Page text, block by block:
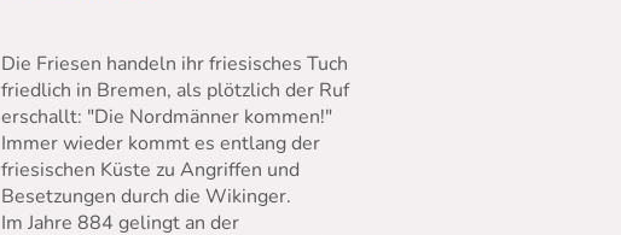
Die Friesen handeln ihr friesisches Tuch
friedlich in Bremen, als plötzlich der Ruf
erschallt: "Die Nordmänner kommen!"
Immer wieder kommt es entlang der
friesischen Küste zu Angriffen und
Besetzungen durch die Wikinger.
Im Jahre 884 gelingt an der